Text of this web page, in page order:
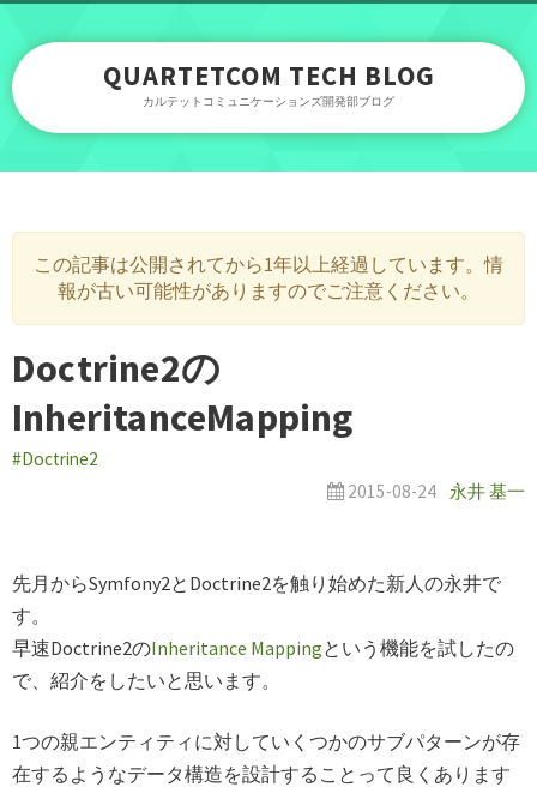
QUARTETCOM TECH BLOG
カルテットコミュニケーションズ開発部ブログ
この記事は公開されてから1年以上経過しています。情
報が古い可能性がありますのでご注意ください。
Doctrine2の
InheritanceMapping
#Doctrine2
2015-08-24
永井 基一
先月からSymfony2とDoctrine2を触り始めた新人の永井で
す。
早速Doctrine2のInheritance Mappingという機能を試したの
で、紹介をしたいと思います。
1つの親エンティティに対していくつかのサブパターンが存
在するようなデータ構造を設計することって良くあります